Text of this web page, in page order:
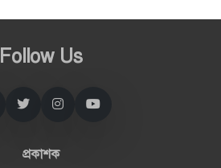
Follow Us
প্রকাশক